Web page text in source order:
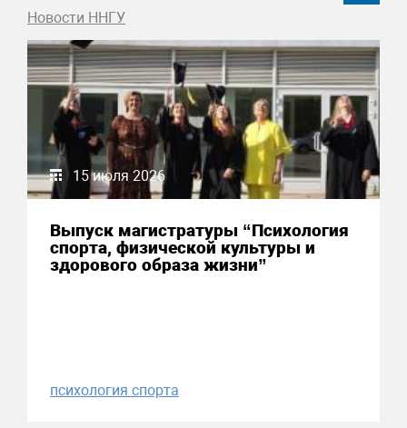
Новости ННГУ
15 июля 2026
Выпуск магистратуры “Психология
спорта, физической культуры и
здорового образа жизни”
психология спорта